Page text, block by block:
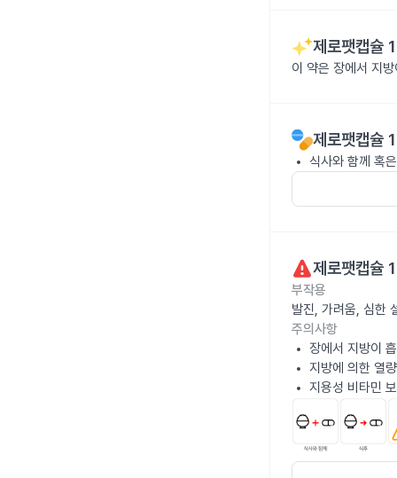
제로팻캡슐
이 약은 장에서 지
제로팻캡슐
식사와 함께 혹
제로팻캡슐
부작용
발진, 가려움, 심한
주의사항
장에서 지방이
지방에 의한 열
지용성 비타민